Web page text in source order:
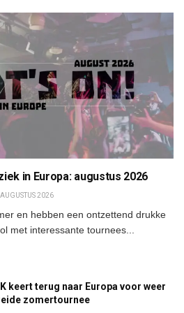
in Europa: augustus 2026
2026
en hebben een ontzettend drukke
met interessante tournees...
keert terug naar Europa voor weer
zomertournee